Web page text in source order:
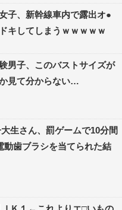
子、新幹線車内で露出オ●
キしてしまうｗｗｗｗｗ
男子、このバストサイズが
見て分からない…
大生さん、罰ゲームで10分間
動歯ブラシを当てられた結